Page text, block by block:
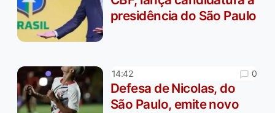
presidência do São Paulo
14:42 0
Defesa de Nicolas, do
São Paulo, emite novo